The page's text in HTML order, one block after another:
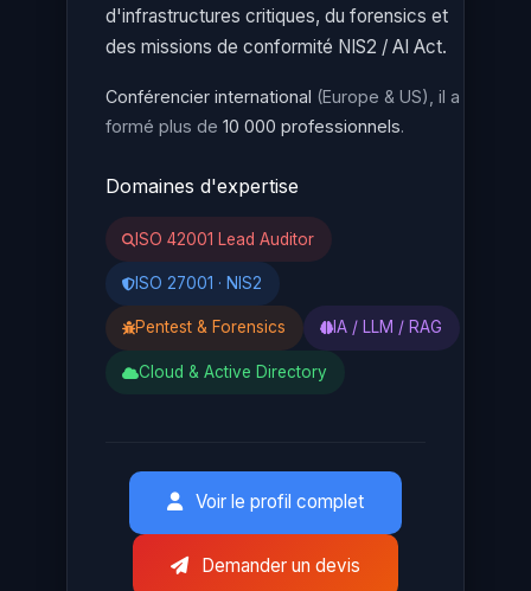
d'infrastructures critiques, du forensics et
des missions de conformité NIS2 / AI Act.
Conférencier international (Europe & US), il a
formé plus de 10 000 professionnels.
Domaines d'expertise
ISO 42001 Lead Auditor
ISO 27001 · NIS2
Pentest & Forensics IA / LLM / RAG
Cloud & Active Directory
Voir le profil complet
Demander un devis